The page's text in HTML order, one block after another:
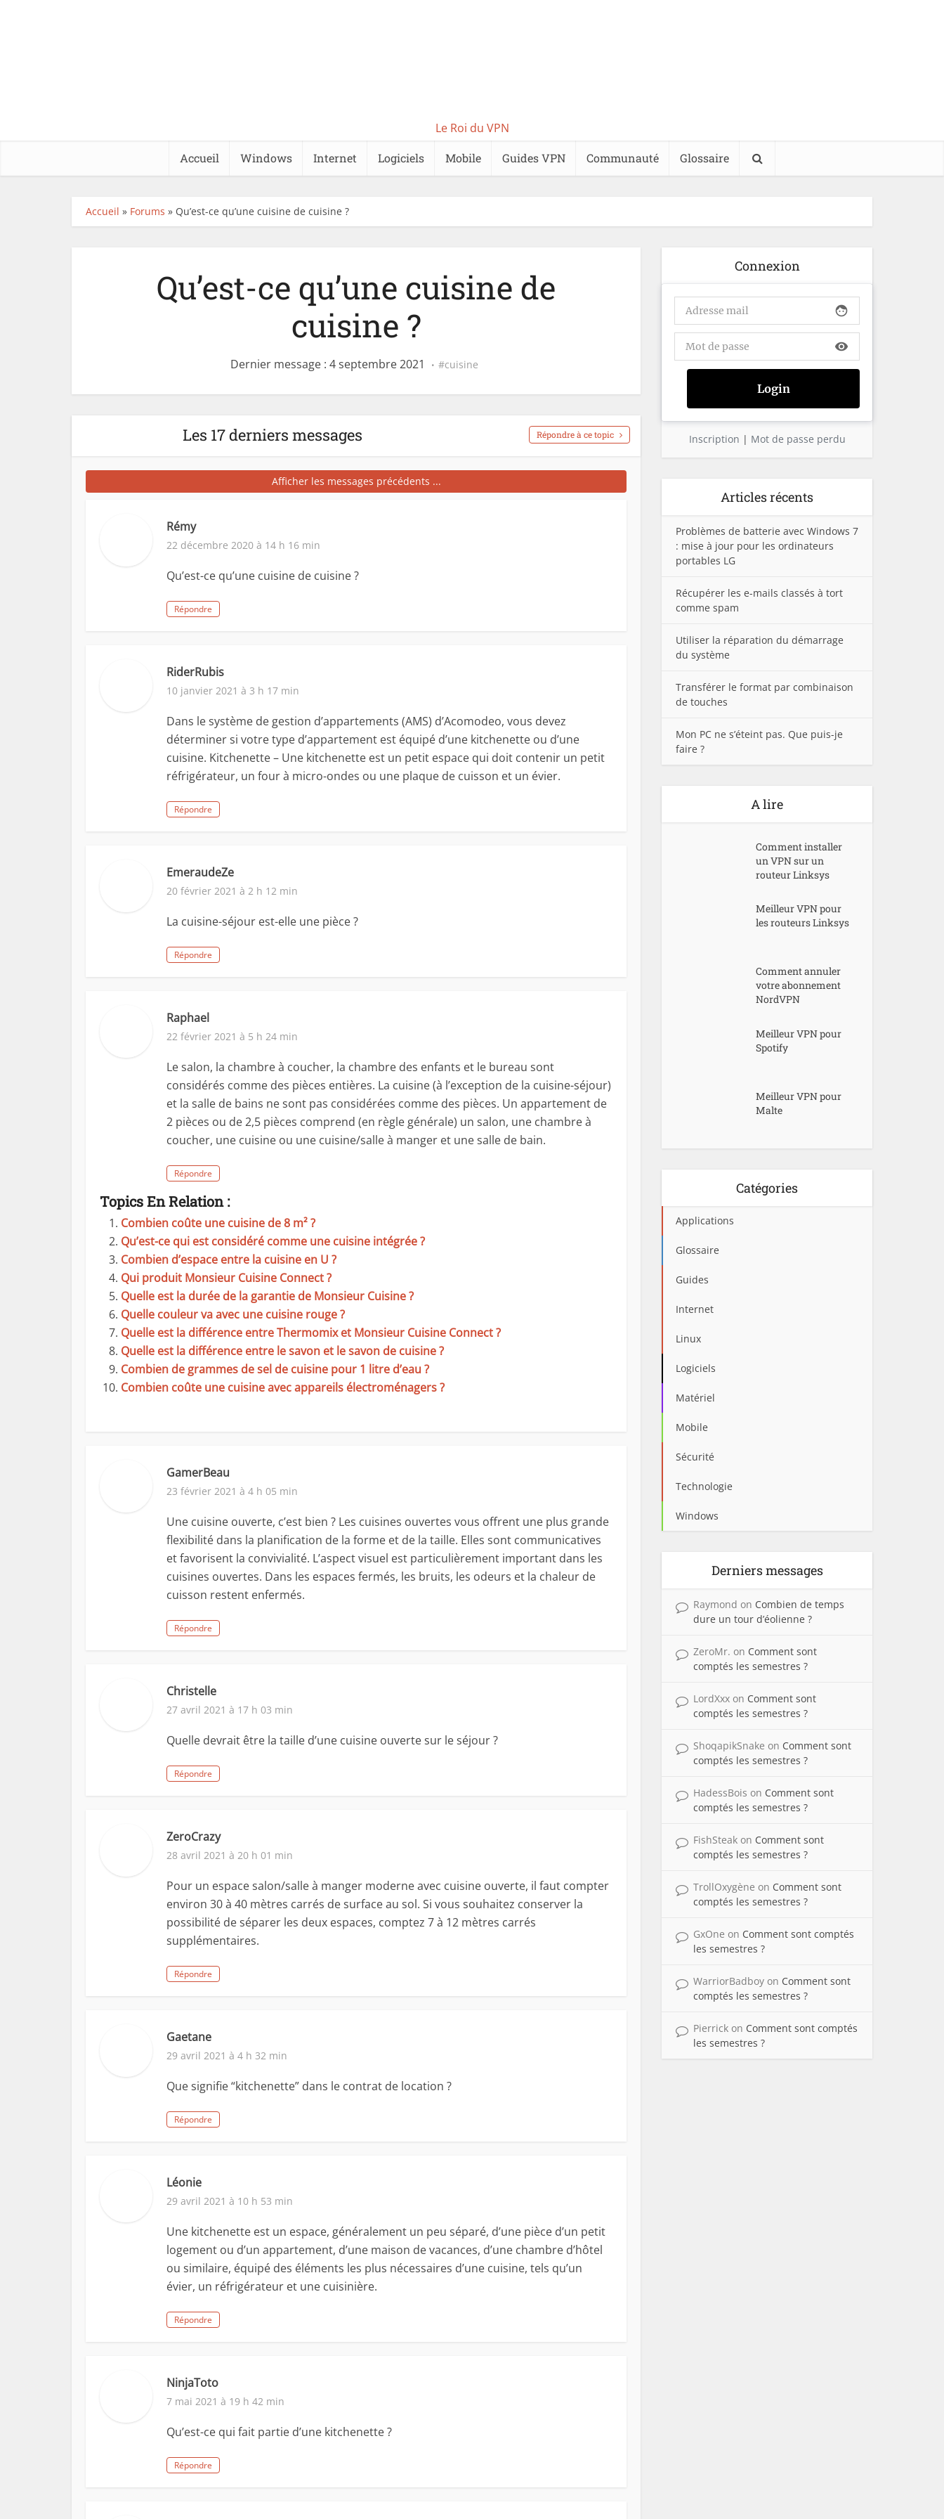
Le Roi du VPN
Accueil Windows Internet Logiciels Mobile Guides VPN Communauté Glossaire
Accueil » Forums » Qu’est-ce qu’une cuisine de cuisine ?
Qu’est-ce qu’une cuisine de
cuisine ?
Dernier message : 4 septembre 2021 cuisine
Les 17 derniers messages Répondre à ce topic
Afficher les messages précédents ...
Rémy
22 décembre 2020 à 14 h 16 min
Qu’est-ce qu’une cuisine de cuisine ?
Répondre
RiderRubis
10 janvier 2021 à 3 h 17 min
Dans le système de gestion d’appartements (AMS) d’Acomodeo, vous devez
déterminer si votre type d’appartement est équipé d’une kitchenette ou d’une
cuisine. Kitchenette – Une kitchenette est un petit espace qui doit contenir un petit
réfrigérateur, un four à micro-ondes ou une plaque de cuisson et un évier.
Répondre
EmeraudeZe
20 février 2021 à 2 h 12 min
La cuisine-séjour est-elle une pièce ?
Répondre
Raphael
22 février 2021 à 5 h 24 min
Le salon, la chambre à coucher, la chambre des enfants et le bureau sont
considérés comme des pièces entières. La cuisine (à l’exception de la cuisine-séjour)
et la salle de bains ne sont pas considérées comme des pièces. Un appartement de
2 pièces ou de 2,5 pièces comprend (en règle générale) un salon, une chambre à
coucher, une cuisine ou une cuisine/salle à manger et une salle de bain.
Répondre
Topics En Relation :
Combien coûte une cuisine de 8 m² ?
Qu’est-ce qui est considéré comme une cuisine intégrée ?
Combien d’espace entre la cuisine en U ?
Qui produit Monsieur Cuisine Connect ?
Quelle est la durée de la garantie de Monsieur Cuisine ?
Quelle couleur va avec une cuisine rouge ?
Quelle est la différence entre Thermomix et Monsieur Cuisine Connect ?
Quelle est la différence entre le savon et le savon de cuisine ?
Combien de grammes de sel de cuisine pour 1 litre d’eau ?
Combien coûte une cuisine avec appareils électroménagers ?
GamerBeau
23 février 2021 à 4 h 05 min
Une cuisine ouverte, c’est bien ? Les cuisines ouvertes vous offrent une plus grande
flexibilité dans la planification de la forme et de la taille. Elles sont communicatives
et favorisent la convivialité. L’aspect visuel est particulièrement important dans les
cuisines ouvertes. Dans les espaces fermés, les bruits, les odeurs et la chaleur de
cuisson restent enfermés.
Répondre
Christelle
27 avril 2021 à 17 h 03 min
Quelle devrait être la taille d’une cuisine ouverte sur le séjour ?
Répondre
ZeroCrazy
28 avril 2021 à 20 h 01 min
Pour un espace salon/salle à manger moderne avec cuisine ouverte, il faut compter
environ 30 à 40 mètres carrés de surface au sol. Si vous souhaitez conserver la
possibilité de séparer les deux espaces, comptez 7 à 12 mètres carrés
supplémentaires.
Répondre
Gaetane
29 avril 2021 à 4 h 32 min
Que signifie “kitchenette” dans le contrat de location ?
Répondre
Léonie
29 avril 2021 à 10 h 53 min
Une kitchenette est un espace, généralement un peu séparé, d’une pièce d’un petit
logement ou d’un appartement, d’une maison de vacances, d’une chambre d’hôtel
ou similaire, équipé des éléments les plus nécessaires d’une cuisine, tels qu’un
évier, un réfrigérateur et une cuisinière.
Répondre
NinjaToto
7 mai 2021 à 19 h 42 min
Qu’est-ce qui fait partie d’une kitchenette ?
Répondre
Connexion
face
visibility
Inscription | Mot de passe perdu
Articles récents
Problèmes de batterie avec Windows 7
: mise à jour pour les ordinateurs
portables LG
Récupérer les e-mails classés à tort
comme spam
Utiliser la réparation du démarrage
du système
Transférer le format par combinaison
de touches
Mon PC ne s’éteint pas. Que puis-je
faire ?
A lire
Comment installer
un VPN sur un
routeur Linksys
Meilleur VPN pour
les routeurs Linksys
Comment annuler
votre abonnement
NordVPN
Meilleur VPN pour
Spotify
Meilleur VPN pour
Malte
Catégories
Applications
Glossaire
Guides
Internet
Linux
Logiciels
Matériel
Mobile
Sécurité
Technologie
Windows
Derniers messages
Raymond on Combien de temps
dure un tour d’éolienne ?
ZeroMr. on Comment sont
comptés les semestres ?
LordXxx on Comment sont
comptés les semestres ?
ShoqapikSnake on Comment sont
comptés les semestres ?
HadessBois on Comment sont
comptés les semestres ?
FishSteak on Comment sont
comptés les semestres ?
TrollOxygène on Comment sont
comptés les semestres ?
GxOne on Comment sont comptés
les semestres ?
WarriorBadboy on Comment sont
comptés les semestres ?
Pierrick on Comment sont comptés
les semestres ?